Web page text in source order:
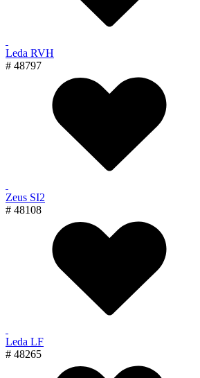
Leda RVH
# 48797
Zeus SI2
# 48108
Leda LF
# 48265